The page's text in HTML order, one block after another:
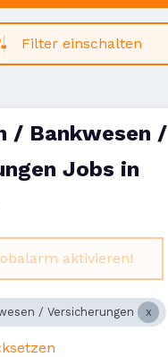
Filter einschalten
/ Bankwesen /
Jobs in
aktivieren!
/ Versicherungen